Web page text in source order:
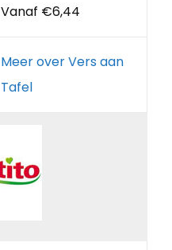
Vanaf €6,44
Meer over Vers aan
Tafel